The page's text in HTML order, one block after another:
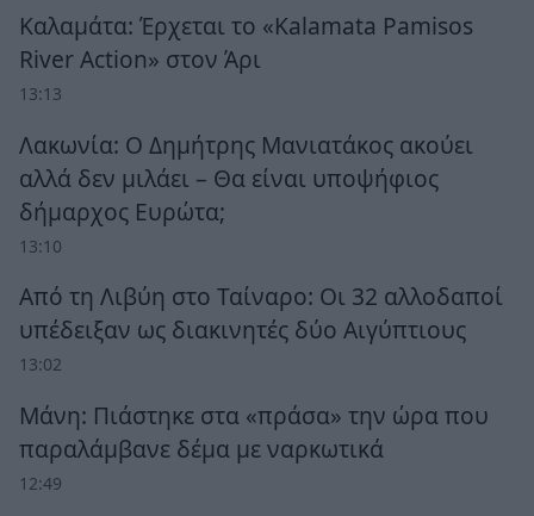
Καλαμάτα: Έρχεται το «Kalamata Pamisos
River Action» στον Άρι
13:13
Λακωνία: Ο Δημήτρης Μανιατάκος ακούει
αλλά δεν μιλάει – Θα είναι υποψήφιος
δήμαρχος Ευρώτα;
13:10
Από τη Λιβύη στο Ταίναρο: Οι 32 αλλοδαποί
υπέδειξαν ως διακινητές δύο Αιγύπτιους
13:02
Μάνη: Πιάστηκε στα «πράσα» την ώρα που
παραλάμβανε δέμα με ναρκωτικά
12:49